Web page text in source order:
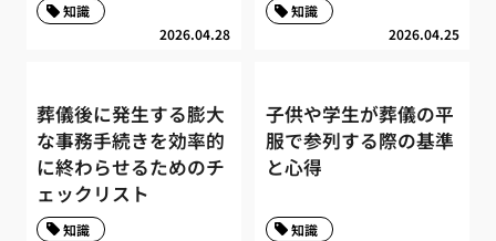
2026.04.28
知識
2026.04.25
知識
葬儀後に発生する膨大
な事務手続きを効率的
に終わらせるためのチ
ェックリスト
知識
子供や学生が葬儀の平
服で参列する際の基準
と心得
知識